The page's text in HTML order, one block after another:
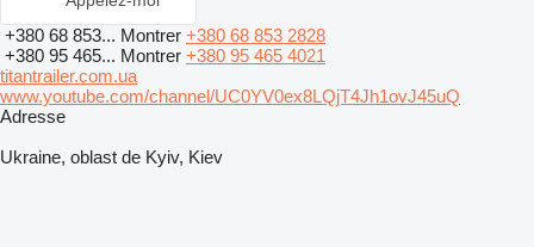
+380 68 853... Montrer +380 68 853 2828
+380 95 465... Montrer +380 95 465 4021
titantrailer.com.ua
www.youtube.com/channel/UC0YV0ex8LQjT4Jh1ovJ45uQ
Adresse
Ukraine, oblast de Kyiv, Kiev